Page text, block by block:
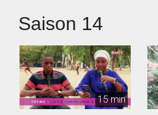
Saison 14
15 min